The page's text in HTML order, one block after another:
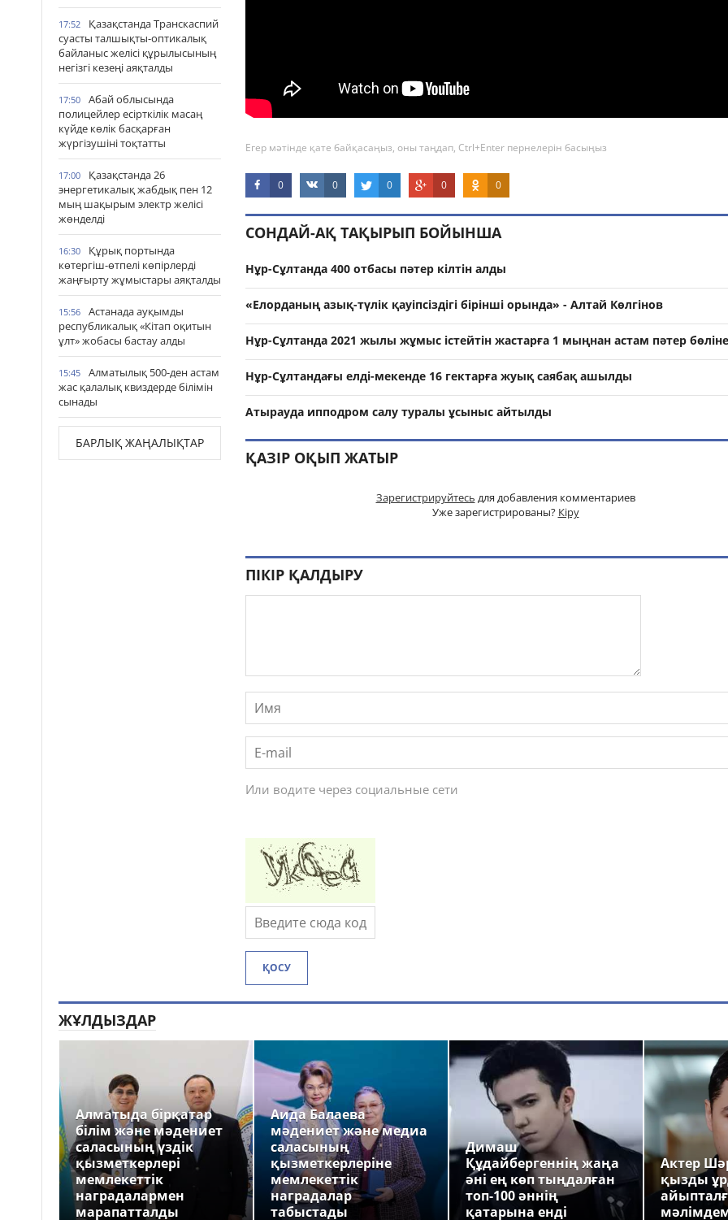
17:52
Қазақстанда Транскаспий
суасты талшықты-оптикалық
байланыс желісі құрылысының
негізгі кезеңі аяқталды
17:50
Абай облысында
полицейлер есірткілік масаң
күйде көлік басқарған
жүргізушіні тоқтатты
17:00
Қазақстанда 26
энергетикалық жабдық пен 12
мың шақырым электр желісі
жөнделді
16:30
Құрық портында
көтергіш-өтпелі көпірлерді
жаңғырту жұмыстары аяқталды
15:56
Астанада ауқымды
республикалық «Кітап оқитын
ұлт» жобасы бастау алды
15:45
Алматылық 500-ден астам
жас қалалық квиздерде білімін
сынады
БАРЛЫҚ ЖАҢАЛЫҚТАР
Егер мәтінде қате байқасаңыз, оны таңдап, Ctrl+Enter пернелерін басыңыз
0 0 0 0 0
СОНДАЙ-АҚ ТАҚЫРЫП БОЙЫНША
Нұр-Сұлтанда 400 отбасы пәтер кілтін алды
«Елорданың азық-түлік қауіпсіздігі бірінші орында» - Алтай Көлгінов
Нұр-Сұлтанда 2021 жылы жұмыс істейтін жастарға 1 мыңнан астам пәтер
Нұр-Сұлтандағы елді-мекенде 16 гектарға жуық саябақ ашылды
Атырауда ипподром салу туралы ұсыныс айтылды
ҚАЗІР ОҚЫП ЖАТЫР
Зарегистрируйтесь для добавления комментариев
Уже зарегистрированы? Кіру
ПІКІР ҚАЛДЫРУ
Или водите через социальные сети
ҚОСУ
ЖҰЛДЫЗДАР
Алматыда бірқатар
білім және мәдениет
саласының үздік
қызметкерлері
мемлекеттік
наградалармен
марапатталды
Аида Балаева
мәдениет және медиа
саласының
қызметкерлеріне
мемлекеттік
наградалар
табыстады
Димаш
Құдайбергеннің жаңа
әні ең көп тыңдалған
топ-100 әннің
қатарына енді
Актер
қызды